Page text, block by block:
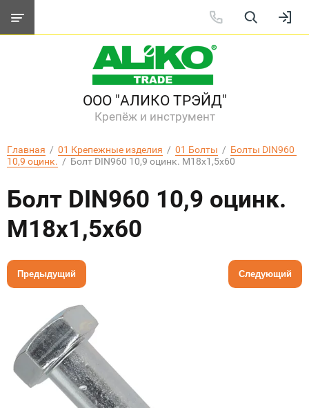
ООО "АЛИКО ТРЭЙД"
Крепёж и инструмент
Главная
  /
01 Крепежные изделия
  /
01 Болты
  /
Болты DIN960
10,9 оцинк.
  /  Болт DIN960 10,9 оцинк. M18х1,5х60
Болт DIN960 10,9 оцинк.
M18х1,5х60
Предыдущий Следующий